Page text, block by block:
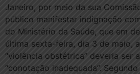
Janeiro, por meio da sua
público manifestar indignação
do Ministério da Saúde, que em
última sexta-feira, dia 3 de maio,
“violência obstétrica” deveria ser
“conotação inadequada”.